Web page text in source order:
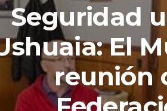
Seguridad
El
reunión